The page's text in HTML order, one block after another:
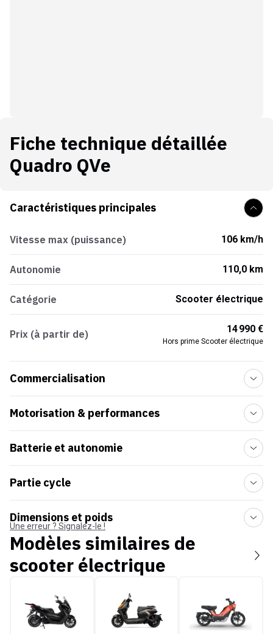
Fiche technique détaillée
Quadro QVe
Caractéristiques principales
Vitesse max (puissance) 106 km/h
Autonomie 110,0 km
Catégorie Scooter électrique
Prix (à partir de) 14 990 €
Hors prime Scooter électrique
Commercialisation
Motorisation & performances
Batterie et autonomie
Partie cycle
Dimensions et poids
Une erreur ? Signalez-le !
Modèles similaires de
scooter électrique
Pink Blast Niu FQiX